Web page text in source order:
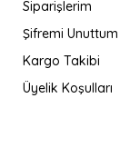
Siparişlerim
Şifremi Unuttum
Kargo Takibi
Üyelik Koşulları